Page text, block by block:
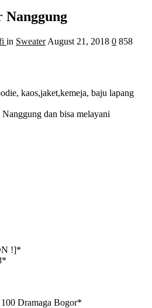
Nanggung
in Sweater August 21, 2018 0 858
kaos,jaket,kemeja, baju lapang
dan bisa melayani
!]*
Dramaga Bogor*